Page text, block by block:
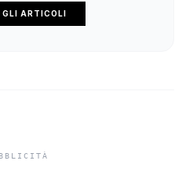
ARTICOLI